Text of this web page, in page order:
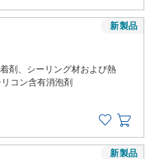
剤、シーリング材および熱
コン含有消泡剤
新製品
新製品